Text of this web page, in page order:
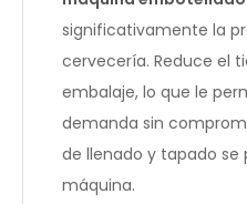
significativamente la
cervecería. Reduce el
embalaje, lo que le
demanda sin
de llenado y tapado se
máquina.